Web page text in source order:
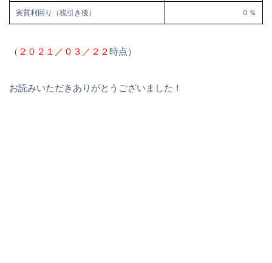
実質利回り（税引き後） ０％
（ ２０２１／０３／２２時点）
お読みいただきありがとうございました！